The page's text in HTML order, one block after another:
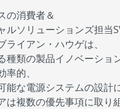
の消費者＆
ルソリューションズ担当
ライアン・ハウゲは、
種類の製品イノベーショ
的、
能な電源システムの設計
は複数の優先事項に取り